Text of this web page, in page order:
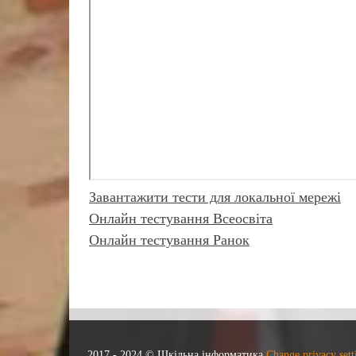
Завантажити тести для локальної мережі
Онлайн тестування Всеосвіта
Онлайн тестування Ранок